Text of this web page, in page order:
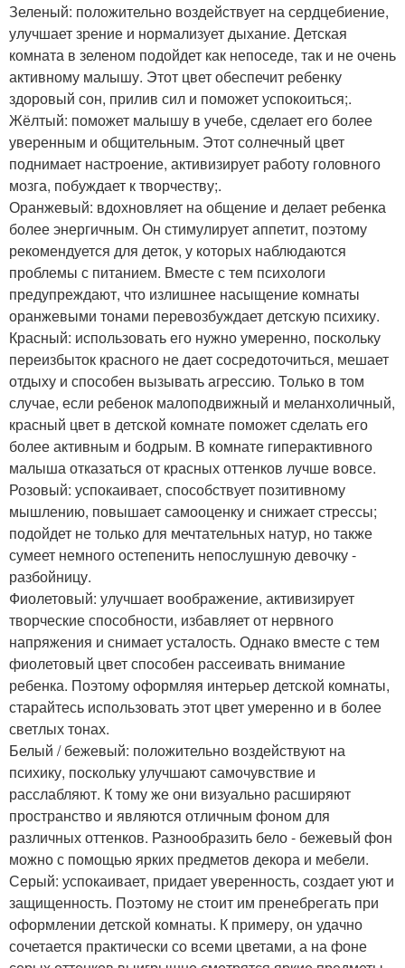
Зеленый: положительно воздействует на сердцебиение,
улучшает зрение и нормализует дыхание. Детская
комната в зеленом подойдет как непоседе, так и не очень
активному малышу. Этот цвет обеспечит ребенку
здоровый сон, прилив сил и поможет успокоиться;.
Жёлтый: поможет малышу в учебе, сделает его более
уверенным и общительным. Этот солнечный цвет
поднимает настроение, активизирует работу головного
мозга, побуждает к творчеству;.
Оранжевый: вдохновляет на общение и делает ребенка
более энергичным. Он стимулирует аппетит, поэтому
рекомендуется для деток, у которых наблюдаются
проблемы с питанием. Вместе с тем психологи
предупреждают, что излишнее насыщение комнаты
оранжевыми тонами перевозбуждает детскую психику.
Красный: использовать его нужно умеренно, поскольку
переизбыток красного не дает сосредоточиться, мешает
отдыху и способен вызывать агрессию. Только в том
случае, если ребенок малоподвижный и меланхоличный,
красный цвет в детской комнате поможет сделать его
более активным и бодрым. В комнате гиперактивного
малыша отказаться от красных оттенков лучше вовсе.
Розовый: успокаивает, способствует позитивному
мышлению, повышает самооценку и снижает стрессы;
подойдет не только для мечтательных натур, но также
сумеет немного остепенить непослушную девочку -
разбойницу.
Фиолетовый: улучшает воображение, активизирует
творческие способности, избавляет от нервного
напряжения и снимает усталость. Однако вместе с тем
фиолетовый цвет способен рассеивать внимание
ребенка. Поэтому оформляя интерьер детской комнаты,
старайтесь использовать этот цвет умеренно и в более
светлых тонах.
Белый / бежевый: положительно воздействуют на
психику, поскольку улучшают самочувствие и
расслабляют. К тому же они визуально расширяют
пространство и являются отличным фоном для
различных оттенков. Разнообразить бело - бежевый фон
можно с помощью ярких предметов декора и мебели.
Серый: успокаивает, придает уверенность, создает уют и
защищенность. Поэтому не стоит им пренебрегать при
оформлении детской комнаты. К примеру, он удачно
сочетается практически со всеми цветами, а на фоне